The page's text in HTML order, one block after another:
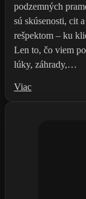
podzemných
sú skúsenosti, cit
rešpektom – ku
Len to, čo viem
lúky, záhrady,…
Viac